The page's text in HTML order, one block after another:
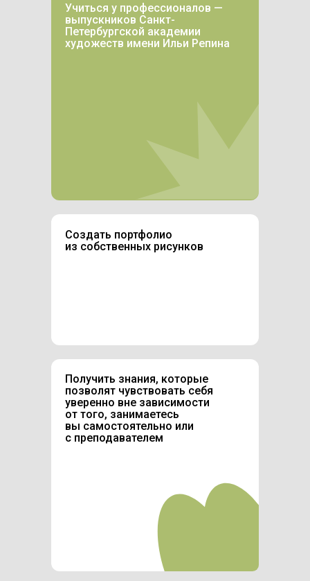
Учиться у профессионалов —
выпускников Санкт-
Петербургской академии
художеств имени Ильи Репина
Создать портфолио
из собственных рисунков
Получить знания, которые
позволят чувствовать себя
уверенно вне зависимости
от того, занимаетесь
вы самостоятельно или
с преподавателем